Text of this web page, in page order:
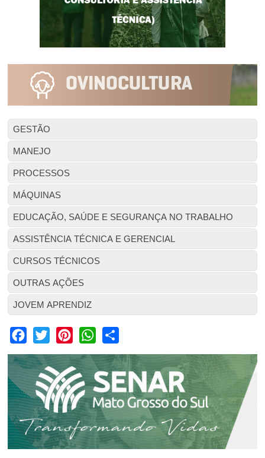
GESTÃO
MANEJO
PROCESSOS
MÁQUINAS
EDUCAÇÃO, SAÚDE E SEGURANÇA NO TRABALHO
ASSISTÊNCIA TÉCNICA E GERENCIAL
CURSOS TÉCNICOS
OUTRAS AÇÕES
JOVEM APRENDIZ
Facebook
Twitter PinterestWhatsApp